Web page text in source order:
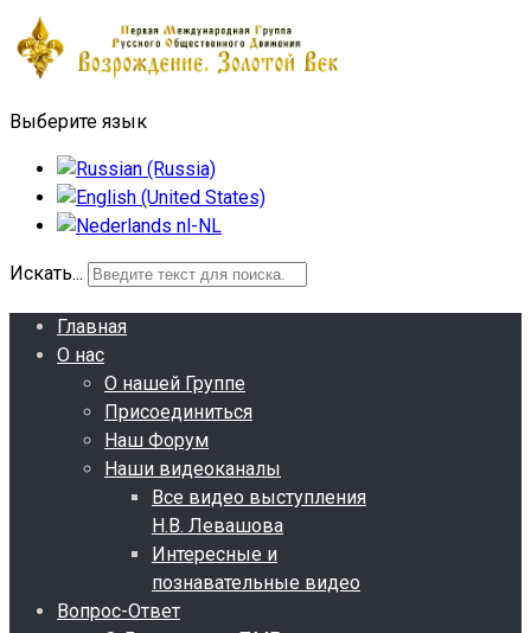
Выберите язык
Искать...
Главная
О нас
О нашей Группе
Присоединиться
Наш Форум
Наши видеоканалы
Все видео выступления
Н.В. Левашова
Интересные и
познавательные видео
Вопрос-Ответ